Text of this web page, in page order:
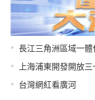
• 長江三角洲區域一
• 上海浦東開發開放
• 台灣網紅看廣河